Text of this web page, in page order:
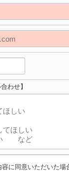
わせ】
に同意いただいた場